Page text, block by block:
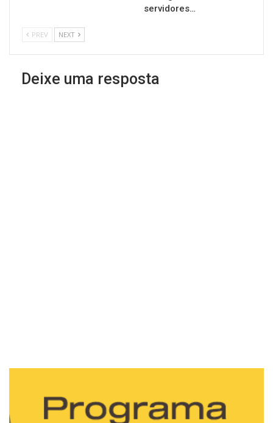
servidores…
PREV NEXT
Deixe uma resposta